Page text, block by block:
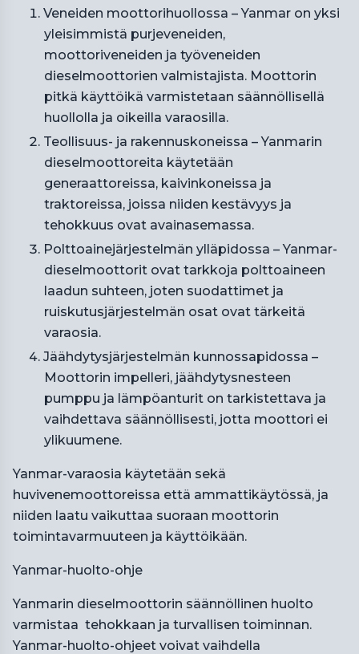
Veneiden moottorihuollossa – Yanmar on yksi
yleisimmistä purjeveneiden,
moottoriveneiden ja työveneiden
dieselmoottorien valmistajista. Moottorin
pitkä käyttöikä varmistetaan säännöllisellä
huollolla ja oikeilla varaosilla.
Teollisuus- ja rakennuskoneissa – Yanmarin
dieselmoottoreita käytetään
generaattoreissa, kaivinkoneissa ja
traktoreissa, joissa niiden kestävyys ja
tehokkuus ovat avainasemassa.
Polttoainejärjestelmän ylläpidossa – Yanmar-
dieselmoottorit ovat tarkkoja polttoaineen
laadun suhteen, joten suodattimet ja
ruiskutusjärjestelmän osat ovat tärkeitä
varaosia.
Jäähdytysjärjestelmän kunnossapidossa –
Moottorin impelleri, jäähdytysnesteen
pumppu ja lämpöanturit on tarkistettava ja
vaihdettava säännöllisesti, jotta moottori ei
ylikuumene.
Yanmar-varaosia käytetään sekä
huvivenemoottoreissa että ammattikäytössä, ja
niiden laatu vaikuttaa suoraan moottorin
toimintavarmuuteen ja käyttöikään.
Yanmar-huolto-ohje
Yanmarin dieselmoottorin säännöllinen huolto
varmistaa tehokkaan ja turvallisen toiminnan.
Yanmar-huolto-ohjeet voivat vaihdella